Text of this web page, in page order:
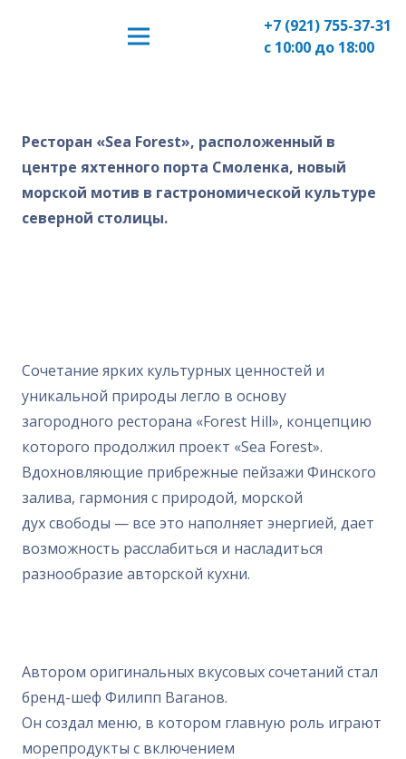
+7 (921) 755-37-31
с 10:00 до 18:00
Ресторан «Sea Forest», расположенный в
центре яхтенного порта Смоленка, новый
морской мотив в гастрономической культуре
северной столицы.
Сочетание ярких культурных ценностей и
уникальной природы легло в основу
загородного ресторана «Forest Hill», концепцию
которого продолжил проект «Sea Forest».
Вдохновляющие прибрежные пейзажи Финского
залива, гармония с природой, морской
дух свободы — все это наполняет энергией, дает
возможность расслабиться и насладиться
разнообразие авторской кухни.
Автором оригинальных вкусовых сочетаний стал
бренд-шеф Филипп Ваганов.
Он создал меню, в котором главную роль играют
морепродукты с включением